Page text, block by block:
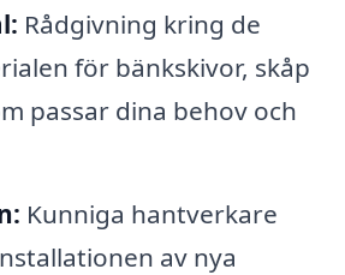
Rådgivning kring de
för bänkskivor, skåp
passar dina behov och
Kunniga hantverkare
av nya